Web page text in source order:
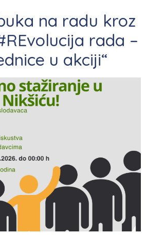
na radu kroz
rada –
u akciji“